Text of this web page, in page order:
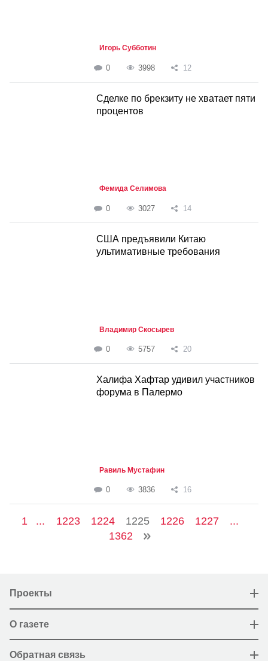
Игорь Субботин
0 3998 12
Сделке по брекзиту не хватает пяти
процентов
Фемида Селимова
0 3027 14
США предъявили Китаю
ультимативные требования
Владимир Скосырев
0 5757 20
Халифа Хафтар удивил участников
форума в Палермо
Равиль Мустафин
0 3836 16
1 ... 1223 1224 1225 1226 1227
...
1362
Проекты
О газете
Обратная связь